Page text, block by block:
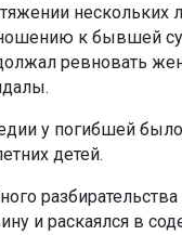
нескольких
к бывшей
ревновать
у погибшей
детей.
и раскаялся в